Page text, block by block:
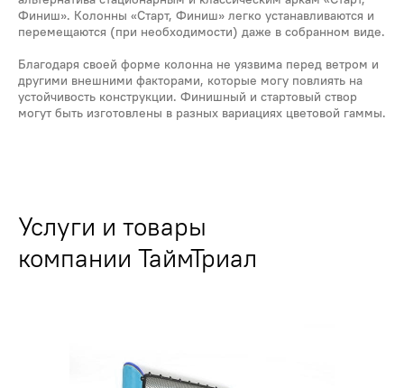
Финиш». Колонны «Старт, Финиш» легко устанавливаются и
перемещаются (при необходимости) даже в собранном виде.
Благодаря своей форме колонна не уязвима перед ветром и
другими внешними факторами, которые могу повлиять на
устойчивость конструкции. Финишный и стартовый створ
могут быть изготовлены в разных вариациях цветовой гаммы.
Услуги и товары
компании ТаймТриал